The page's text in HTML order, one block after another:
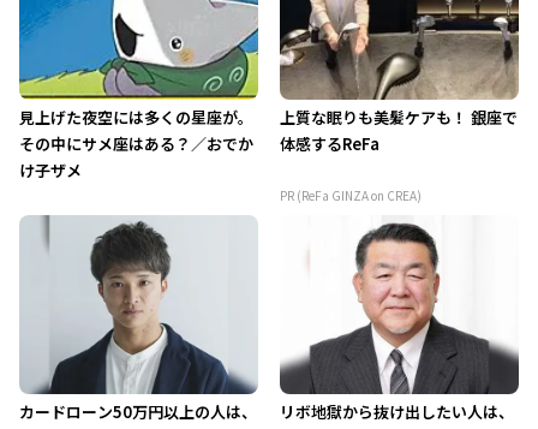
見上げた夜空には多くの星座が。
その中にサメ座はある？／おでか
け子ザメ
上質な眠りも美髪ケアも！ 銀座で
体感するReFa
PR (ReFa GINZA on CREA)
カードローン50万円以上の人は、
リボ地獄から抜け出したい人は、